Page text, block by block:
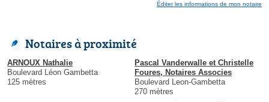
Éditer les informations de mon notaire
Notaires à proximité
ARNOUX Nathalie
Boulevard Léon Gambetta
125 mètres
Pascal Vanderwalle et Christelle
Foures, Notaires Associes
Boulevard Leon-Gambetta
270 mètres